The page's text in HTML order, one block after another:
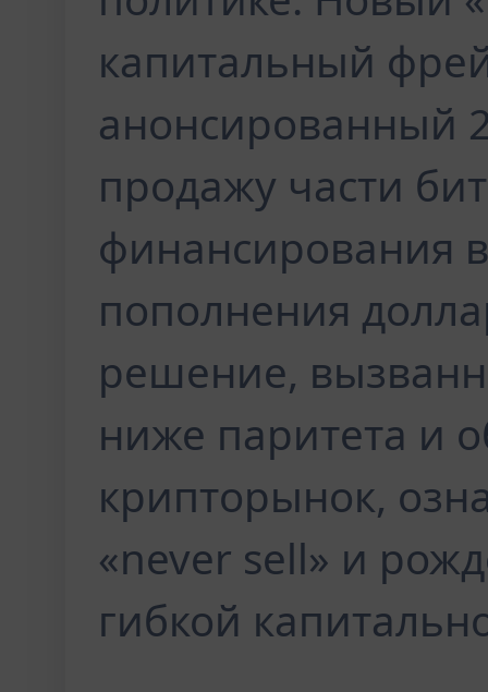
капитальный
анонсированный
продажу части
финансирования
пополнения
решение,
ниже паритета и
крипторынок,
«never sell» и
гибкой